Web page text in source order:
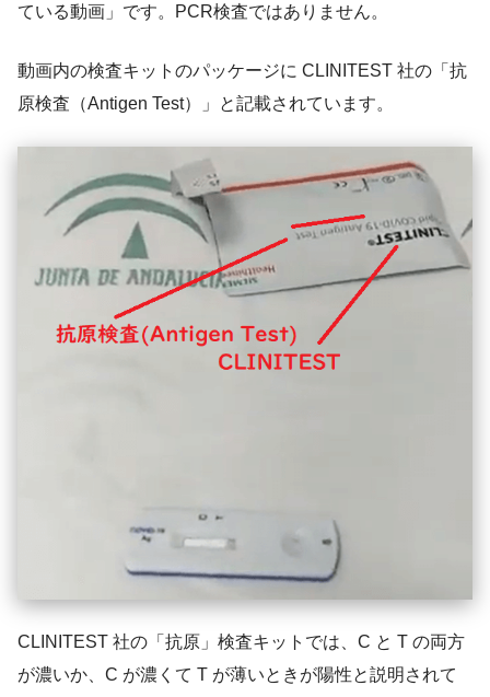
ている動画」です。PCR検査ではありません。
動画内の検査キットのパッケージに CLINITEST 社の「抗
原検査（Antigen Test）」と記載されています。
CLINITEST 社の「抗原」検査キットでは、C と T の両方
が濃いか、C が濃くて T が薄いときが陽性と説明されて